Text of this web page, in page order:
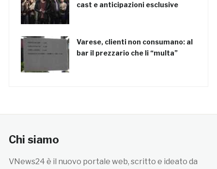
cast e anticipazioni esclusive
Varese, clienti non consumano: al
bar il prezzario che li “multa”
Chi siamo
VNews24 è il nuovo portale web, scritto e ideato da